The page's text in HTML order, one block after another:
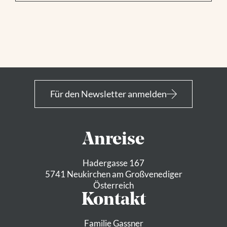
Rodelbahn
Zuletzt aktualisiert am07.08.2026, 06:45:57Uhr
Für den Newsletter anmelden
Anreise
Hadergasse 167
5741 Neukirchen am Großvenediger
Österreich
Kontakt
Familie Gassner